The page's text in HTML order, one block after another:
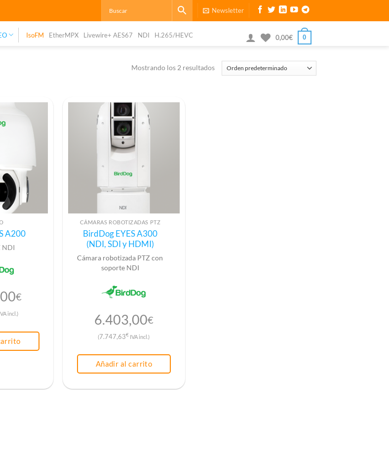
Newsletter
IsoFM EtherMPX Livewire+ AES67 NDI H.265/HEVC 0,00€ 0
Mostrando los 2 resultados
A200
NDI
€
incl.)
CÁMARAS ROBOTIZADAS PTZ
BirdDog EYES A300
(NDI, SDI y HDMI)
Cámara robotizada PTZ con
soporte NDI
6.403,00€
(7.747,63€ IVA incl.)
Añadir al carrito